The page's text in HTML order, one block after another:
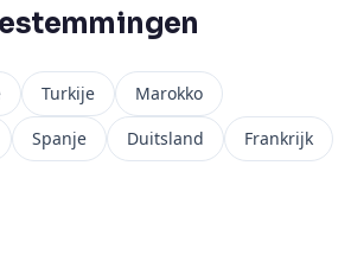
Turkije
Marokko
Spanje Duitsland Frankrijk